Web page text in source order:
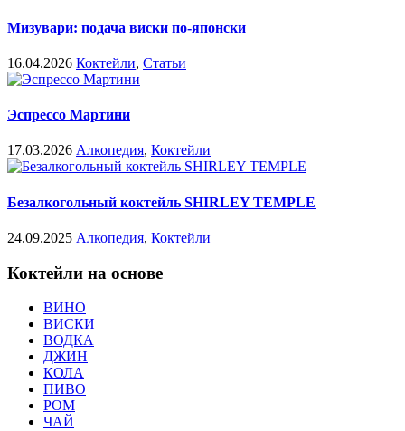
Мизувари: подача виски по-японски
16.04.2026 Коктейли, Статьи
Эспрессо Мартини
17.03.2026 Алкопедия, Коктейли
Безалкогольный коктейль SHIRLEY TEMPLE
24.09.2025 Алкопедия, Коктейли
Коктейли на основе
ВИНО
ВИСКИ
ВОДКА
ДЖИН
КОЛА
ПИВО
РОМ
ЧАЙ